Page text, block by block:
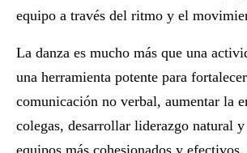
equipo a través del ritmo y el
La danza es mucho más que una
una herramienta potente para
comunicación no verbal, aumentar la
colegas, desarrollar liderazgo natural y
equipos más cohesionados y